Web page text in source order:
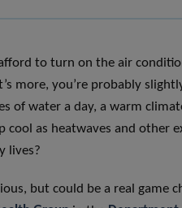
to turn on the air
more, you’re probably
of water a day, a warm
as heatwaves and other
lives?
but could be a real game